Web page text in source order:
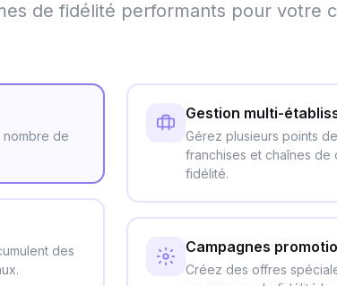
de fidélité performants pour votre
nombre de
des
Gestion multi-
Gérez plusieurs points
franchises et chaînes de
fidélité.
Campagnes
Créez des offres